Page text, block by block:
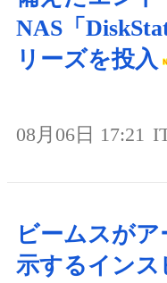
NAS「
リーズを投入
08月06日 17:21
ビームスが
示するインス